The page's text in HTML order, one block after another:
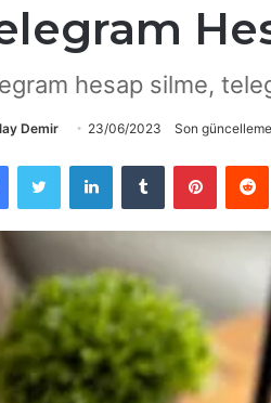
hesap silme,
Demir 23/06/2023 Son